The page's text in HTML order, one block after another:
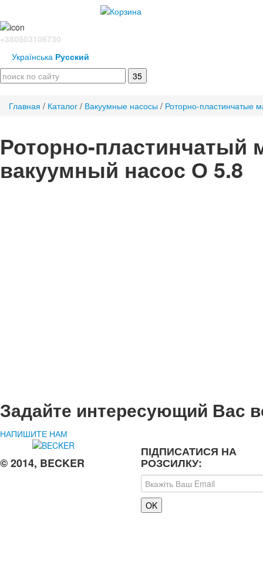
+380503106730
Українська Русский
Главная / Каталог / Вакуумные насосы / Роторно-пластинчатые
Роторно-пластинчатый
вакуумный насос О 5.8
Задайте интересующий Вас
НАПИШИТЕ НАМ
© 2014, BECKER
ПІДПИСАТИСЯ НА
РОЗСИЛКУ: